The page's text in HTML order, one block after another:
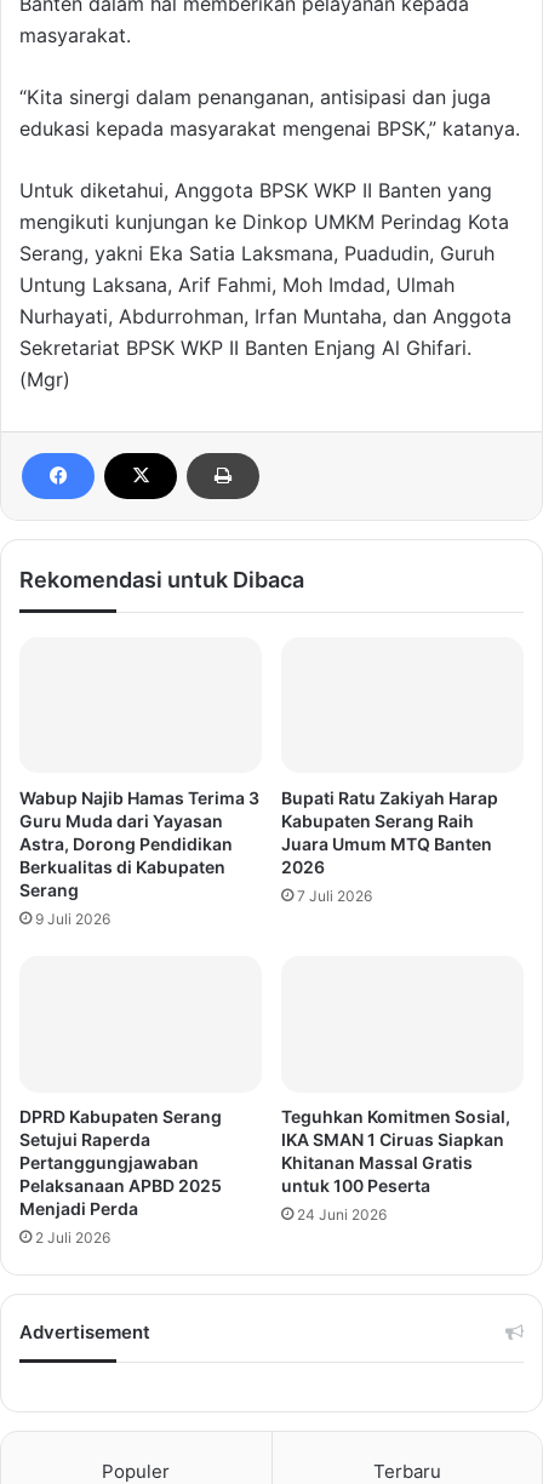
masyarakat.
“Kita sinergi dalam penanganan, antisipasi dan juga
edukasi kepada masyarakat mengenai BPSK,” katanya.
Untuk diketahui, Anggota BPSK WKP II Banten yang
mengikuti kunjungan ke Dinkop UMKM Perindag Kota
Serang, yakni Eka Satia Laksmana, Puadudin, Guruh
Untung Laksana, Arif Fahmi, Moh Imdad, Ulmah
Nurhayati, Abdurrohman, Irfan Muntaha, dan Anggota
Sekretariat BPSK WKP II Banten Enjang Al Ghifari.
(Mgr)
Rekomendasi untuk Dibaca
Wabup Najib Hamas Terima 3
Guru Muda dari Yayasan
Astra, Dorong Pendidikan
Berkualitas di Kabupaten
Serang
9 Juli 2026
Bupati Ratu Zakiyah Harap
Kabupaten Serang Raih
Juara Umum MTQ Banten
2026
7 Juli 2026
DPRD Kabupaten Serang
Setujui Raperda
Pertanggungjawaban
Pelaksanaan APBD 2025
Menjadi Perda
2 Juli 2026
Teguhkan Komitmen Sosial,
IKA SMAN 1 Ciruas Siapkan
Khitanan Massal Gratis
untuk 100 Peserta
24 Juni 2026
Advertisement
Populer Terbaru